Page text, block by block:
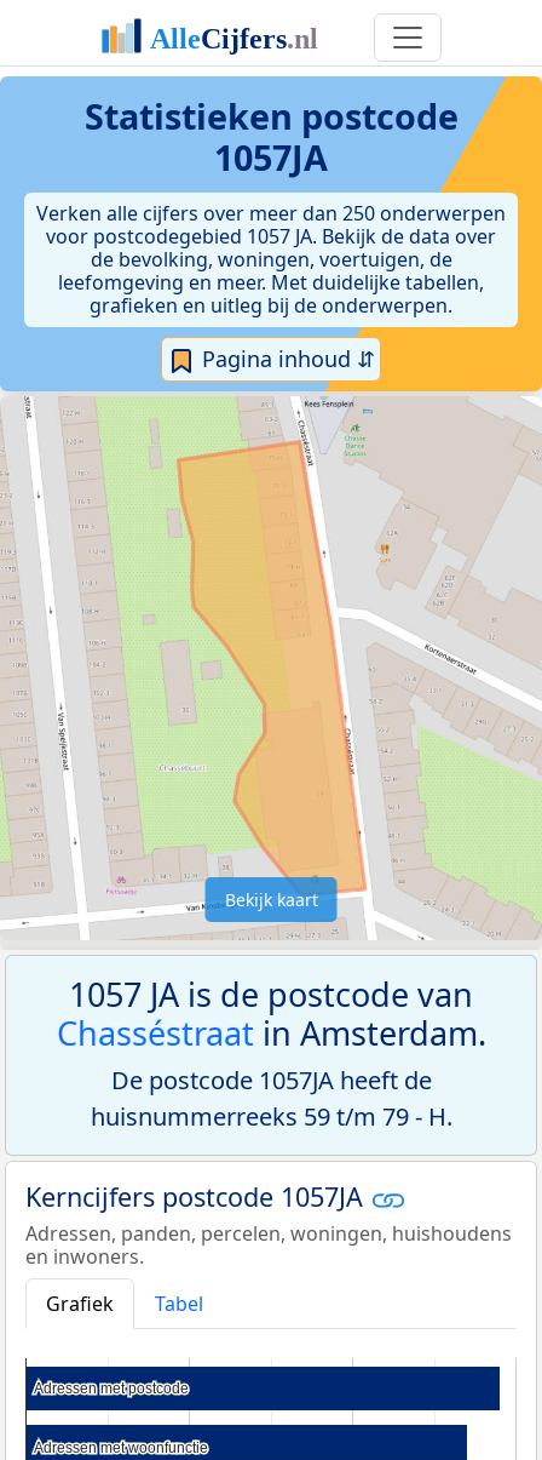
Statistieken postcode
1057JA
Verken alle cijfers over meer dan 250 onderwerpen
voor postcodegebied 1057 JA. Bekijk de data over
de bevolking, woningen, voertuigen, de
leefomgeving en meer. Met duidelijke tabellen,
grafieken en uitleg bij de onderwerpen.
Pagina inhoud ⇵
Bekijk kaart
1057 JA is de postcode van
Chasséstraatin Amsterdam.
De postcode 1057JA heeft de
huisnummerreeks 59 t/m 79 - H.
Kerncijfers postcode 1057JA
Adressen, panden, percelen, woningen, huishoudens
en inwoners.
Grafiek
Tabel
Adressen met postcode
Adressen met postcode
Adressen met woonfunctie
Adressen met woonfunctie